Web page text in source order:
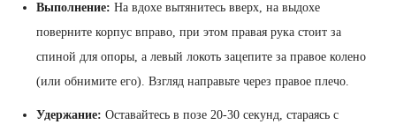
Выполнение: На вдохе вытянитесь вверх, на выдохе
поверните корпус вправо, при этом правая рука стоит за
спиной для опоры, а левый локоть зацепите за правое колено
(или обнимите его). Взгляд направьте через правое плечо.
Удержание: Оставайтесь в позе 20-30 секунд, стараясь с